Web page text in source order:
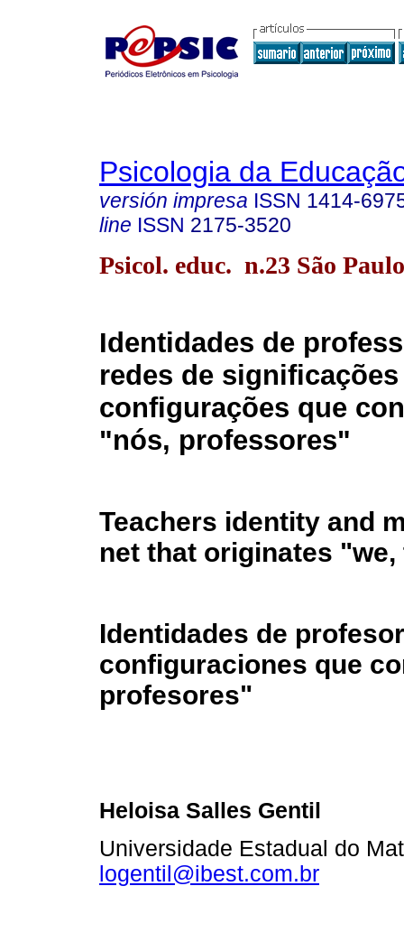
Psicologia da
versión impresa ISSN 1414-
line ISSN 2175-3520
Psicol. educ. n.23 São
Identidades de
redes de significações
configurações que
"nós, professores"
Teachers identity and
net that originates
Identidades de
configuraciones que
profesores"
Heloisa Salles Gentil
Universidade Estadual do
logentil@ibest.com.br